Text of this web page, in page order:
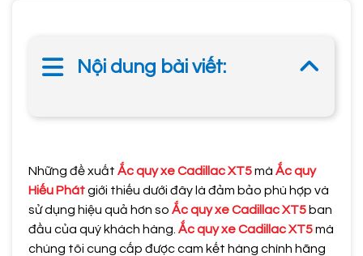
Nội dung bài viết:
Những đề xuất Ắc quy xe Cadillac XT5mà Ắc quy
Hiếu Phátgiới thiếu dưới đây là đảm bảo phù hợp và
sử dụng hiệu quả hơn so Ắc quy xe Cadillac XT5 ban
đầu của quý khách hàng. Ắc quy xe Cadillac XT5mà
chúng tôi cung cấp được cam kết hàng chính hãng